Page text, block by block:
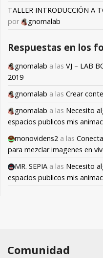
TALLER INTRODUCCIÓN A
por
gnomalab
Respuestas en los
gnomalab a las VJ – LAB
2019
gnomalab a las Crear
gnomalab a las Necesito
espacios publicos mis
monovidens2 a las
para mezclar imagenes en
MR. SEPIA a las Necesito
espacios publicos mis
Comunidad